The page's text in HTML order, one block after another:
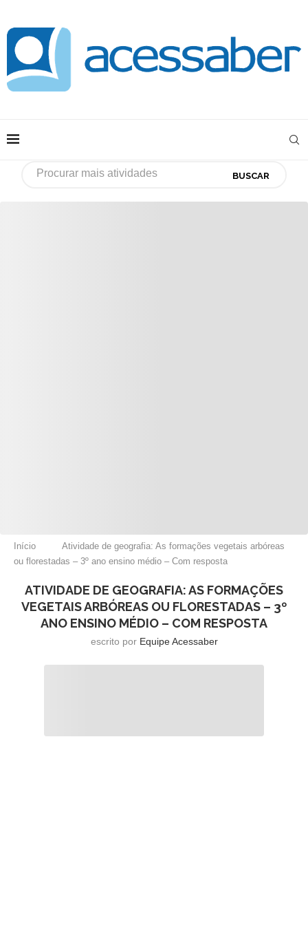
BUSCAR
Início
Atividade de geografia: As formações vegetais arbóreas
ou florestadas – 3º ano ensino médio – Com resposta
ATIVIDADE DE GEOGRAFIA: AS FORMAÇÕES
VEGETAIS ARBÓREAS OU FLORESTADAS – 3º
ANO ENSINO MÉDIO – COM RESPOSTA
escrito por Equipe Acessaber